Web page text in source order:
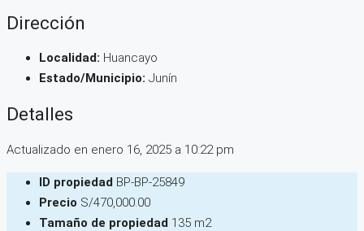
Dirección
Localidad: Huancayo
Estado/Municipio: Junín
Detalles
Actualizado en enero 16, 2025 a 10:22 pm
ID propiedad BP-BP-25849
Precio S/470,000.00
Tamaño de propiedad 135 m2